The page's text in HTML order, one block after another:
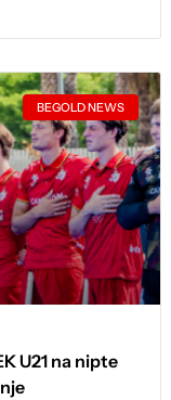
BEGOLD NEWS
U21 na nipte